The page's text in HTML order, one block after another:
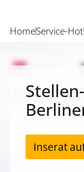
HomeService-
Inserat